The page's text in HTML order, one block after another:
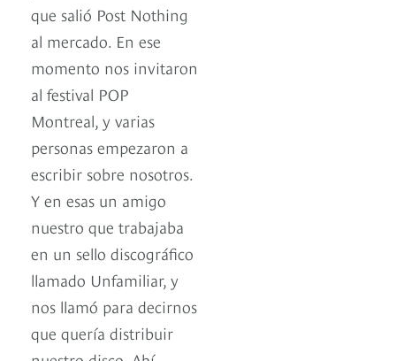
que salió Post Nothing
al mercado. En ese
momento nos invitaron
al festival POP
Montreal, y varias
personas empezaron a
escribir sobre nosotros.
Y en esas un amigo
nuestro que trabajaba
en un sello discográfico
llamado Unfamiliar, y
nos llamó para decirnos
que quería distribuir